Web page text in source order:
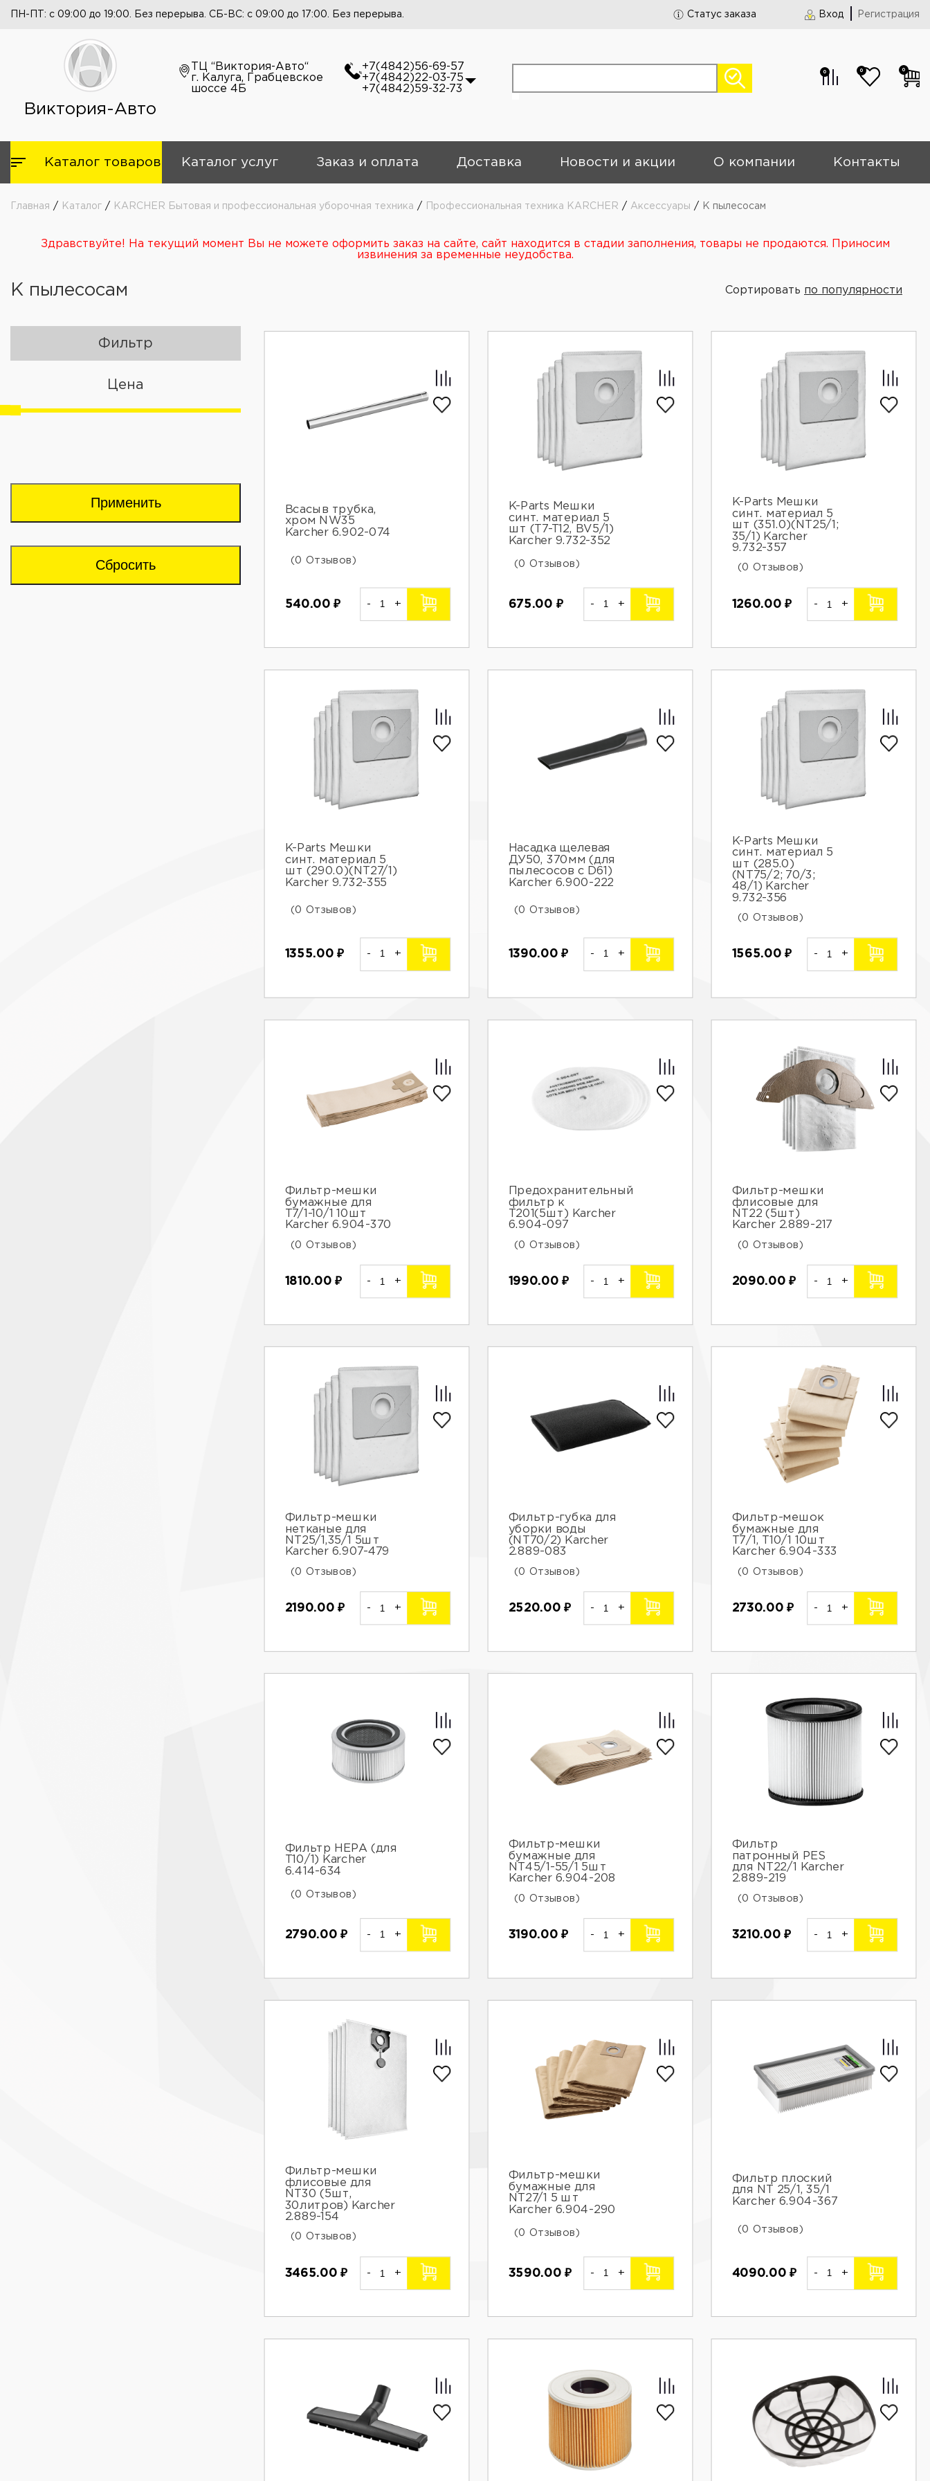
ПН-ПТ: с 09:00 до 19:00. Без перерыва. СБ-ВС: с 09:00 до 17:00. Без перерыва. Статус заказа Вход Регистрация
Виктория-Авто
ТЦ “Виктория-Авто“
г. Калуга, Грабцевское
шоссе 4Б
+7(4842)56-69-57
+7(4842)22-03-75
+7(4842)59-32-73
0 0 0
Каталог товаров Каталог услуг Заказ и оплата Доставка Новости и акции О компании Контакты
Главная / Каталог / KARCHER Бытовая и профессиональная уборочная техника / Профессиональная техника KARCHER / Аксессуары / К пылесосам
Здравствуйте! На текущий момент Вы не можете оформить заказ на сайте, сайт находится в стадии заполнения, товары не продаются. Приносим
извинения за временные неудобства.
К пылесосам Сортировать по популярности
Фильтр
Цена
Применить
Сбросить
Всасыв трубка,
хром NW35
Karcher 6.902-074
(0 Отзывов)
540.00₽ - +
K-Parts Мешки
синт. материал 5
шт (T7-T12, BV5/1)
Karcher 9.732-352
(0 Отзывов)
675.00 ₽ - +
K-Parts Мешки
синт. материал 5
шт (351.0)(NT25/1;
35/1) Karcher
9.732-357
(0 Отзывов)
1260.00₽ - +
K-Parts Мешки
синт. материал 5
шт (290.0)(NT27/1)
Karcher 9.732-355
(0 Отзывов)
1355.00₽ - +
Насадка щелевая
ДУ50, 370мм (для
пылесосов с D61)
Karcher 6.900-222
(0 Отзывов)
1390.00₽ - +
K-Parts Мешки
синт. материал 5
шт (285.0)
(NT75/2; 70/3;
48/1) Karcher
9.732-356
(0 Отзывов)
1565.00₽ - +
Фильтр-мешки
бумажные для
T7/1-10/1 10шт
Karcher 6.904-370
(0 Отзывов)
1810.00₽ - +
Предохранительный
фильтр к
Т201(5шт) Karcher
6.904-097
(0 Отзывов)
1990.00₽ - +
Фильтр-мешки
флисовые для
NT22 (5шт)
Karcher 2.889-217
(0 Отзывов)
2090.00₽ - +
Фильтр-мешки
нетканые для
NT25/1,35/1 5шт
Karcher 6.907-479
(0 Отзывов)
2190.00₽ - +
Фильтр-губка для
уборки воды
(NT70/2) Karcher
2.889-083
(0 Отзывов)
2520.00₽ - +
Фильтр-мешок
бумажные для
Т7/1, Т10/1 10шт
Karcher 6.904-333
(0 Отзывов)
2730.00₽ - +
Фильтр НЕРА (для
Т10/1) Karcher
6.414-634
(0 Отзывов)
2790.00₽ - +
Фильтр-мешки
бумажные для
NT45/1-55/1 5шт
Karcher 6.904-208
(0 Отзывов)
3190.00₽ - +
Фильтр
патронный PES
для NT22/1 Karcher
2.889-219
(0 Отзывов)
3210.00₽ - +
Фильтр-мешки
флисовые для
NT30 (5шт,
30литров) Karcher
2.889-154
(0 Отзывов)
3465.00₽ - +
Фильтр-мешки
бумажные для
NT27/1 5 шт
Karcher 6.904-290
(0 Отзывов)
3590.00₽ - +
Фильтр плоский
для NT 25/1, 35/1
Karcher 6.904-367
(0 Отзывов)
4090.00₽ - +